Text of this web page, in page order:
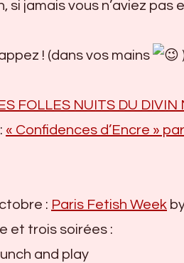
jamais vous n’aviez pas
! (dans vos mains
FOLLES NUITS DU DIVIN
« Confidences d’Encre »
: Paris Fetish Week
et trois soirées :
and play